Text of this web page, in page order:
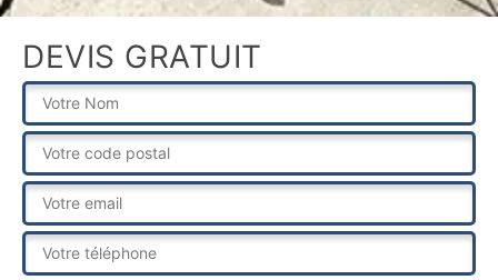
DEVIS GRATUIT